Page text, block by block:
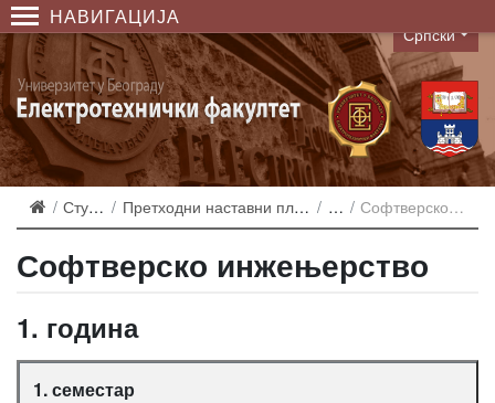
НАВИГАЦИЈА
Language
Српски
Студирање Претходни наставни планови и еквиваленције 2006Софтверско инжењерство
Софтверско инжењерство
1. година
1. семестар